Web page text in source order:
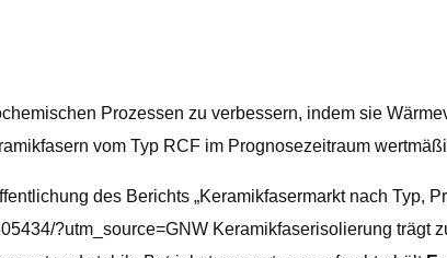
Prozessen zu verbessern, indem sie
vom Typ RCF im Prognosezeitraum
des Berichts „Keramikfasermarkt nach Typ,
?utm_source=GNW Keramikfaserisolierung trägt